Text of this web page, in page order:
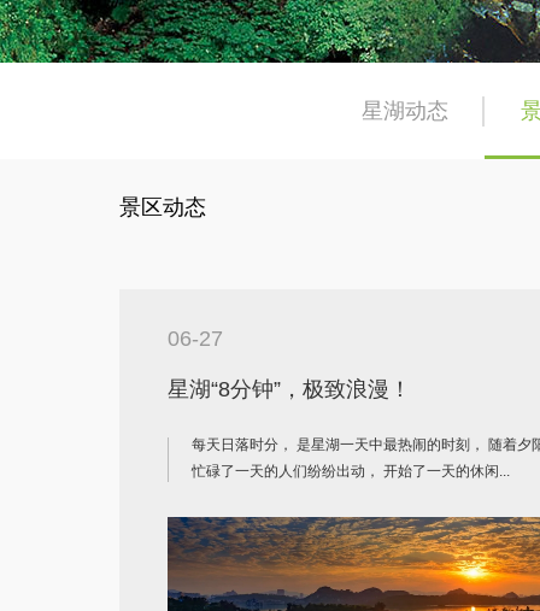
星湖动态
景区动态
06-27
星湖“8分钟”，极致浪漫！
每天日落时分， 是星湖一天中最热闹的时刻， 随着夕
忙碌了一天的人们纷纷出动， 开始了一天的休闲...